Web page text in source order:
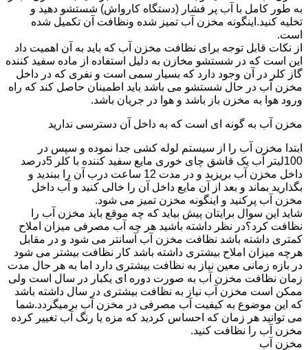
به طور کامل با آب پر فشار (دستگاه کارواش) شستشو دهید و
تخلیه کنید.اینگونه مخزن آب تمیز شده ونظافت آن تکمیل شده
است.
از نکات قابل توجه برای نظافت مخزن آب که باید به آن اهمیت داد
این است که در شستشو مخازن به دلیل استفاده از ماده سفید کننده
گاز کلر در آن وجود دارد که بسیار سمی است و نفری که در داخل
مخزن آب در حال شستشو می باشد باید اطمینان حاصل کند که راه
ورود هوا به مخزن باز باشد و هوا در جریان باشد.
مخزن آب به گونه ای است که به داخل آن دسترسی ندارید
ابتدا مخزن آب را از سیستم لوله کشی جدا نموده و سپس در
100لیتر آب یک قاشق چای خوری مایع سفید کننده با کلر 5درصد
داخل مخزن آب بریزید و در مدت 12 ساعت درب آن را ببندید و
بگذارید بماند و بعد از آن مایع داخل آن را خالی کنید و آب داخل
مخزن آب پرکنید و اینگونه مخزن تمیز می شود.
شاید این سوال برایتان پیش بیاید که چه موقع باید مخزن آب را
نظافت کرد؟در نظر داشته باشید هر چه آب مصرفی میزان املاح
کمتری داشته باشد نظافت مخزن آب آسانتر می شود و در مقابل
هرچه میزان املاح بیشتری داشته باشد کار نظافت بیشتر می شود
در بازه زمانی معین نیاز به نظافت بیشتری دارد اما به هر حال مدت
زمان نظافت مخزن آب به صورت دوره ای یکبار در سال است ولی
ممکن است مخزن آب نیاز به نظافت بیشتری در سال داشته باشد
که این موضوع به کیفیت آب مصرفی در مخزن آب برمیگردد.شما
می توانید هر زمان که احساس کردید که مزه یا رنگ آب تغییر کرده
مخزن آب را نظافت کنید.
مخزن آب